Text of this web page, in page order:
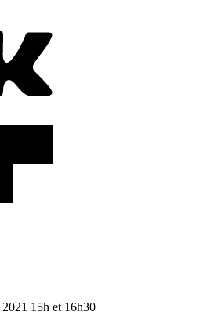
2021 15h et 16h30